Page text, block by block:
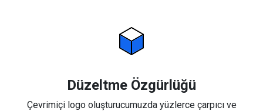
Düzeltme Özgürlüğü
Çevrimiçi logo oluşturucumuzda yüzlerce çarpıcı ve